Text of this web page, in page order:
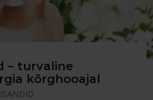
– turvaline
kõrghooajal